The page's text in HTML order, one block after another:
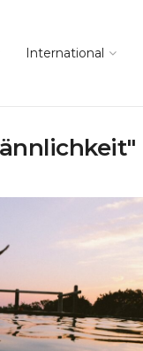
International